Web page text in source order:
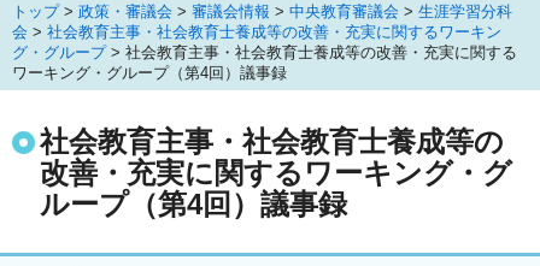
トップ> 政策・審議会 > 審議会情報 > 中央教育審議会 > 生涯学習分科
会 > 社会教育主事・社会教育士養成等の改善・充実に関するワーキン
グ・グループ> 社会教育主事・社会教育士養成等の改善・充実に関する
ワーキング・グループ（第4回）議事録
社会教育主事・社会教育士養成等の
改善・充実に関するワーキング・グ
ループ（第4回）議事録